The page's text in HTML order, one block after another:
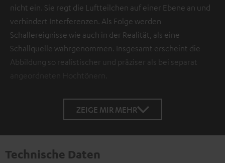
nicht ein. Sie regt die Luftteilchen auf einer Ebene an und
verhindert Interferenzen. Als Folge werden
Schallereignisse wie auch in der Realität, als eine
Schallquelle wahrgenommen. Insgesamt erscheint die
Abbildung so realistischer und präziser als bei separat
ZEIGE MIR MEHR
Technische Daten